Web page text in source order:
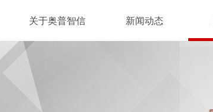
关于奥普智信 新闻动态